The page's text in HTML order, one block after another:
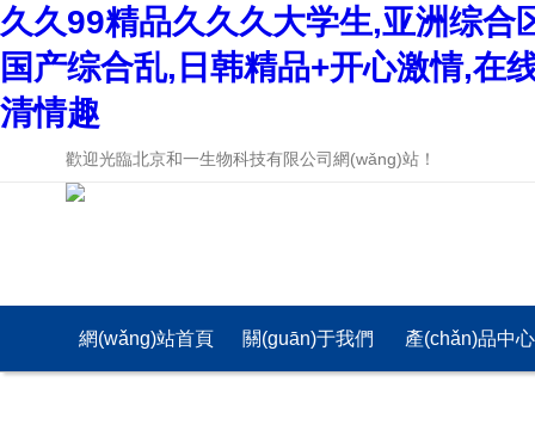
久久99精品久久久大学生,亚洲综
国产综合乱,日韩精品+开心激情,在
清情趣
歡迎光臨北京和一生物科技有限公司網(wǎng)站！
網(wǎng)站首頁 關(guān)于我們 產(chǎn)品中心